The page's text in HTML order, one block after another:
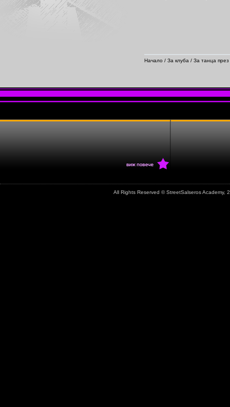
Начало / За клуба / За танца
All Rights Reserved © StreetSalseros Academy,